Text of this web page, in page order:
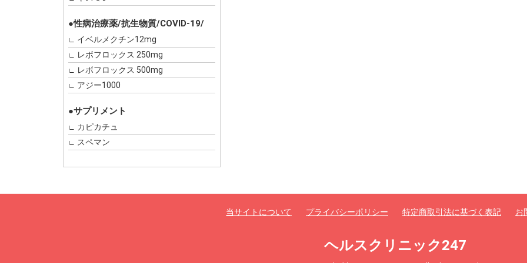
●性病治療薬/抗生物質/COVID-19/
イベルメクチン12mg
レボフロックス 250mg
レボフロックス 500mg
アジー1000
●サプリメント
カピカチュ
スペマン
当サイトについて プライバシーポリシー 特定商取引法に基づく表記 お
ヘルスクリニック247